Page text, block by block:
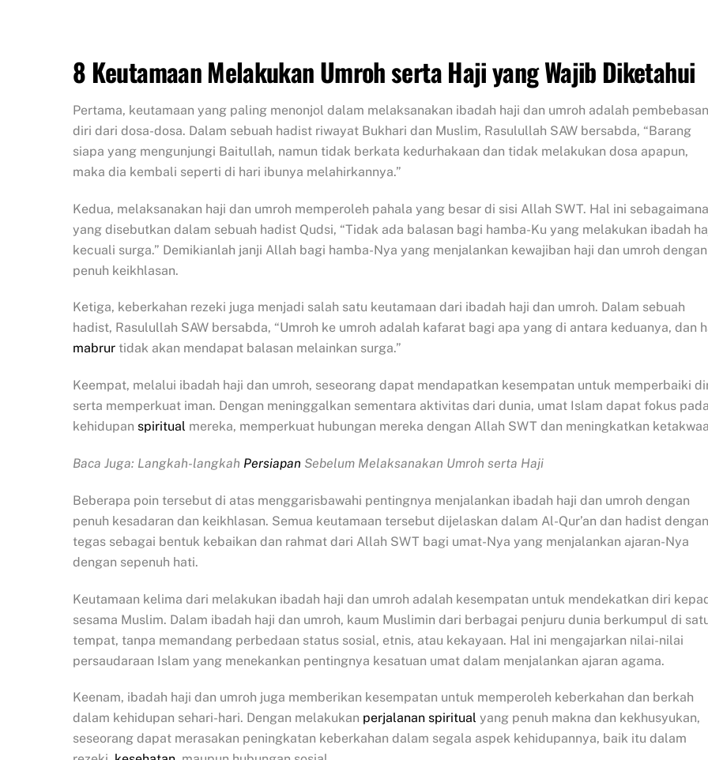
8 Keutamaan Melakukan Umroh serta Haji yang Wajib Diketahui
Pertama, keutamaan yang paling menonjol dalam melaksanakan ibadah haji dan umroh adalah pembebasan
diri dari dosa-dosa. Dalam sebuah hadist riwayat Bukhari dan Muslim, Rasulullah SAW bersabda, “Barang
siapa yang mengunjungi Baitullah, namun tidak berkata kedurhakaan dan tidak melakukan dosa apapun,
maka dia kembali seperti di hari ibunya melahirkannya.”
Kedua, melaksanakan haji dan umroh memperoleh pahala yang besar di sisi Allah SWT. Hal ini sebagaimana
yang disebutkan dalam sebuah hadist Qudsi, “Tidak ada balasan bagi hamba-Ku yang melakukan ibadah
kecuali surga.” Demikianlah janji Allah bagi hamba-Nya yang menjalankan kewajiban haji dan umroh dengan
penuh keikhlasan.
Ketiga, keberkahan rezeki juga menjadi salah satu keutamaan dari ibadah haji dan umroh. Dalam sebuah
hadist, Rasulullah SAW bersabda, “Umroh ke umroh adalah kafarat bagi apa yang di antara keduanya, dan
mabrur tidak akan mendapat balasan melainkan surga.”
Keempat, melalui ibadah haji dan umroh, seseorang dapat mendapatkan kesempatan untuk memperbaiki
serta memperkuat iman. Dengan meninggalkan sementara aktivitas dari dunia, umat Islam dapat fokus pada
kehidupan spiritual mereka, memperkuat hubungan mereka dengan Allah SWT dan meningkatkan
Baca Juga: Langkah-langkah Persiapan Sebelum Melaksanakan Umroh serta Haji
Beberapa poin tersebut di atas menggarisbawahi pentingnya menjalankan ibadah haji dan umroh dengan
penuh kesadaran dan keikhlasan. Semua keutamaan tersebut dijelaskan dalam Al-Qur’an dan hadist dengan
tegas sebagai bentuk kebaikan dan rahmat dari Allah SWT bagi umat-Nya yang menjalankan ajaran-Nya
dengan sepenuh hati.
Keutamaan kelima dari melakukan ibadah haji dan umroh adalah kesempatan untuk mendekatkan diri
sesama Muslim. Dalam ibadah haji dan umroh, kaum Muslimin dari berbagai penjuru dunia berkumpul di
tempat, tanpa memandang perbedaan status sosial, etnis, atau kekayaan. Hal ini mengajarkan nilai-nilai
persaudaraan Islam yang menekankan pentingnya kesatuan umat dalam menjalankan ajaran agama.
Keenam, ibadah haji dan umroh juga memberikan kesempatan untuk memperoleh keberkahan dan berkah
dalam kehidupan sehari-hari. Dengan melakukan perjalanan spiritual yang penuh makna dan kekhusyukan,
seseorang dapat merasakan peningkatan keberkahan dalam segala aspek kehidupannya, baik itu dalam